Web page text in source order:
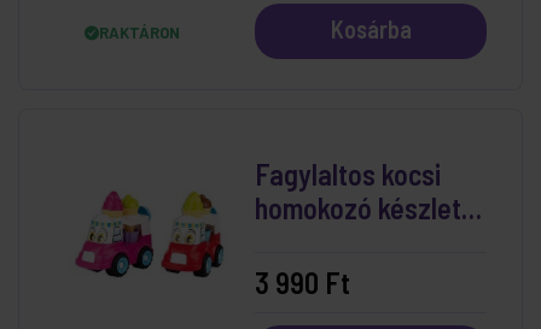
RAKTÁRON Kosárba
Fagylaltos kocsi
homokozó készlet 8
3 990 Ft